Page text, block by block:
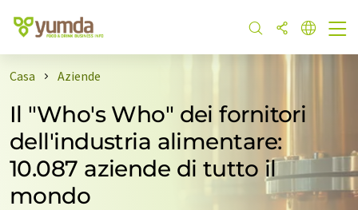
Casa Aziende
Il "Who's Who" dei fornitori
dell'industria alimentare:
10.087 aziende di tutto il
mondo